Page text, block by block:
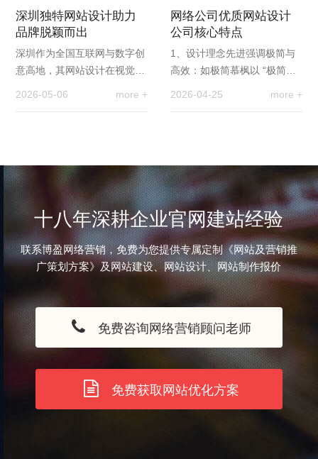
深圳独特网站设计助力
品牌脱颖而出
深圳作为全国互联网与数字创
意高地，其网站设计在视觉审
2026-05-06 more +
网络公司优质网站设计
公司核心特点
1、设计理念先进强调极简与
高效：如极简慕枫以 “极简设
2026-04-25 more +
十八年深耕企业官网建站经验
联系博盈网络营销，免费为您提供专属定制《网站及营销推
广策划方案》及网站建设、网站设计、网站制作报价
免费咨询网络营销顾问老师
免费获取网站优化方案